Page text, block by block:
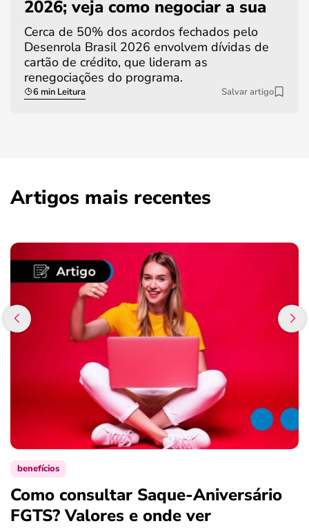
2026; veja como negociar a sua
Cerca de 50% dos acordos fechados pelo
Desenrola Brasil 2026 envolvem dívidas de
cartão de crédito, que lideram as
renegociações do programa.
6 min Leitura Salvar artigo
Artigos mais recentes
benefícios
Como consultar Saque-Aniversário
FGTS? Valores e onde ver